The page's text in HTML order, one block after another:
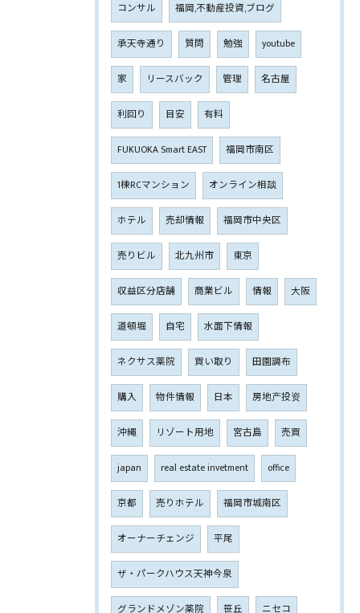
コンサル 福岡,不動産投資,ブログ
承天寺通り 質問 勉強 youtube
家 リースバック 管理 名古屋
利回り 目安 有料
FUKUOKA Smart EAST 福岡市南区
1棟RCマンション オンライン相談
ホテル 売却情報 福岡市中央区
売りビル 北九州市 東京
収益区分店舗 商業ビル 情報 大阪
道頓堀 自宅 水面下情報
ネクサス薬院 買い取り 田園調布
購入 物件情報 日本 房地产投资
沖縄 リゾート用地 宮古島 売買
japan real estate invetment office
京都 売りホテル 福岡市城南区
オーナーチェンジ 平尾
ザ・パークハウス天神今泉
グランドメゾン薬院 笹丘 ニセコ